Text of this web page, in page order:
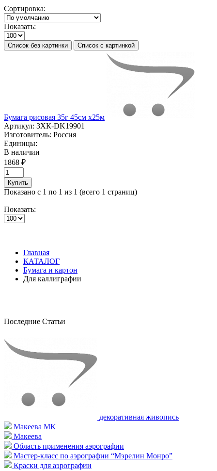
Сортировка:
Показать:
Список без картинки Список с картинкой
Бумага рисовая 35г 45см х25м
Артикул: ЗХК-DK19901
Изготовитель: Россия
Единицы:
В наличии
1868 ₽
Купить
Показано с 1 по 1 из 1 (всего 1 страниц)
Показать:
Главная
КАТАЛОГ
Бумага и картон
Для каллиграфии
Последние Статьи
декоративная живопись
Макеева МК
Макеева
Область применения аэрографии
Мастер-класс по аэрографии “Мэрелин Монро”
Краски для аэрографии